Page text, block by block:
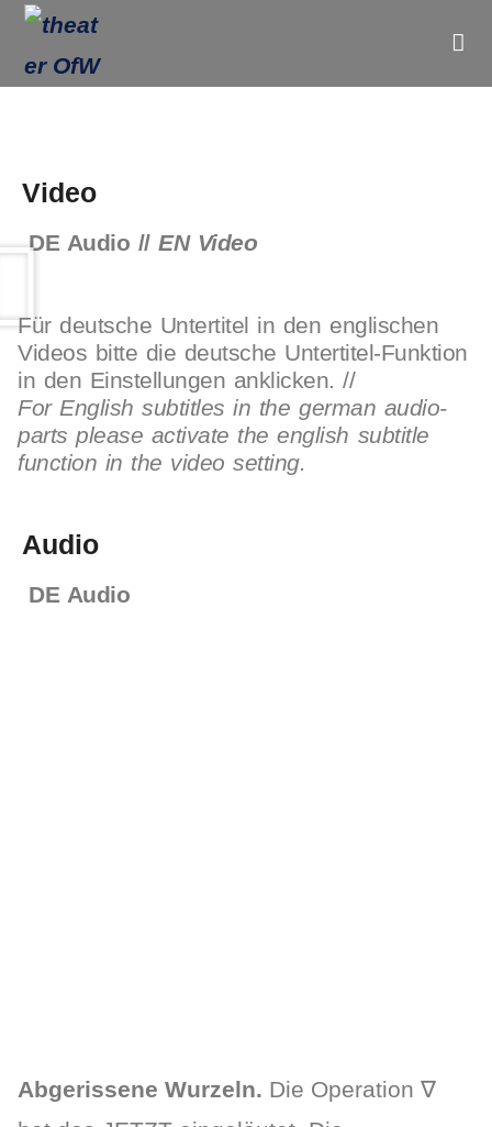
Video
DE Audio //EN Video
Für deutsche Untertitel in den englischen
Videos bitte die deutsche Untertitel-Funktion
in den Einstellungen anklicken. //
For English subtitles in the german audio-
parts please activate the english subtitle
function in the video setting.
Audio
DE Audio
Abgerissene Wurzeln. Die Operation ∇